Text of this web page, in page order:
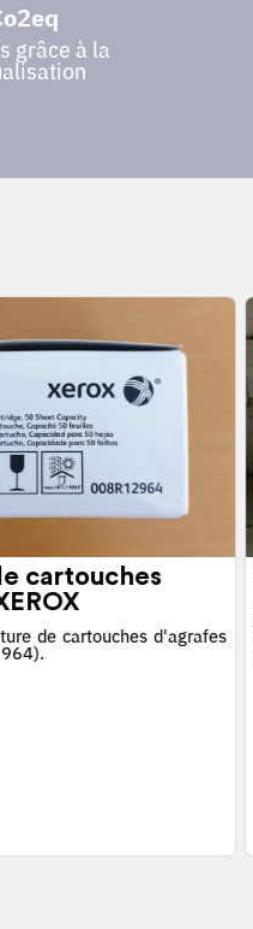
grâce à la
cartouches
de cartouches d'agrafes